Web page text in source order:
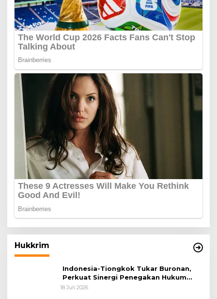
Hukkrim
Indonesia-Tiongkok Tukar Buronan,
Perkuat Sinergi Penegakan Hukum
Lintas Negara
18 Juli 2026